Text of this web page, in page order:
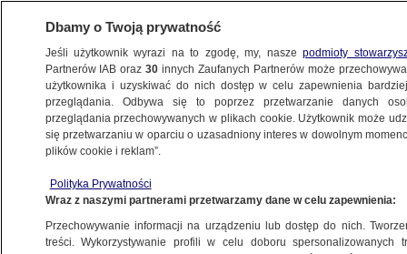
METEO
NAJNOWSZE
26.04.2015, 13:45
Dbamy o Twoją prywatność
Jeśli użytkownik wyrazi na to zgodę, my, naszepodmioty
Partnerów IAB oraz30 innych Zaufanych Partnerów może
użytkownika i uzyskiwać do nich dostęp w celu zapewnienia
przeglądania. Odbywa się to poprzez przetwarzanie danych
przeglądania przechowywanych w plikach cookie. Użytkownik może
się przetwarzaniu w oparciu o uzasadniony interes w dowolnym
plików cookie i reklam”.
Polityka Prywatności
Wraz z naszymi partnerami przetwarzamy dane w celu zapewnienia:
Przechowywanie informacji na urządzeniu lub dostęp do nich.
treści. Wykorzystywanie profili w celu doboru spersonalizowanych